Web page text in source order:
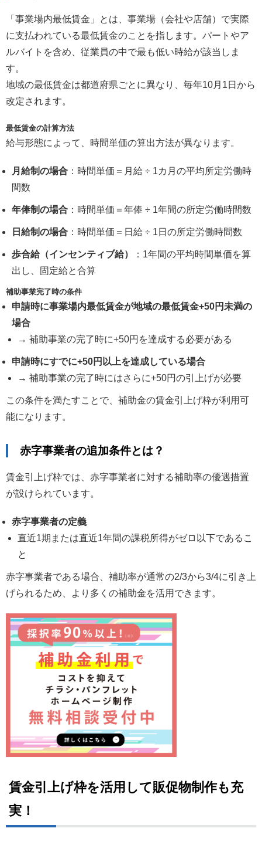
「事業場内最低賃金」とは、事業場（会社や店舗）で実際
に支払われている最低賃金のことを指します。パートやア
ルバイトを含め、従業員の中で最も低い時給が該当しま
す。
地域の最低賃金は都道府県ごとに異なり、毎年10月1日から
改定されます。
最低賃金の計算方法
給与形態によって、時間単価の算出方法が異なります。
月給制の場合 ：時間単価＝月給 ÷ 1カ月の平均所定労働時
間数
年俸制の場合 ：時間単価＝年俸 ÷ 1年間の所定労働時間数
日給制の場合 ：時間単価＝日給 ÷ 1日の所定労働時間数
歩合給（インセンティブ給）
：1年間の平均時間単価を算
出し、固定給と合算
補助事業完了時の条件
申請時に事業場内最低賃金が地域の最低賃金+50円未満の
場合
→ 補助事業の完了時に+50円を達成する必要がある
申請時にすでに+50円以上を達成している場合
→ 補助事業の完了時にはさらに+50円の引上げが必要
この条件を満たすことで、補助金の賃金引上げ枠が利用可
能になります。
赤字事業者の追加条件とは？
賃金引上げ枠では、赤字事業者に対する補助率の優遇措置
が設けられています。
赤字事業者の定義
直近1期または直近1年間の課税所得がゼロ以下であるこ
と
赤字事業者である場合、補助率が通常の2/3から3/4に引き上
げられるため、より多くの補助金を活用できます。
賃金引上げ枠を活用して販促物制作も充
実！